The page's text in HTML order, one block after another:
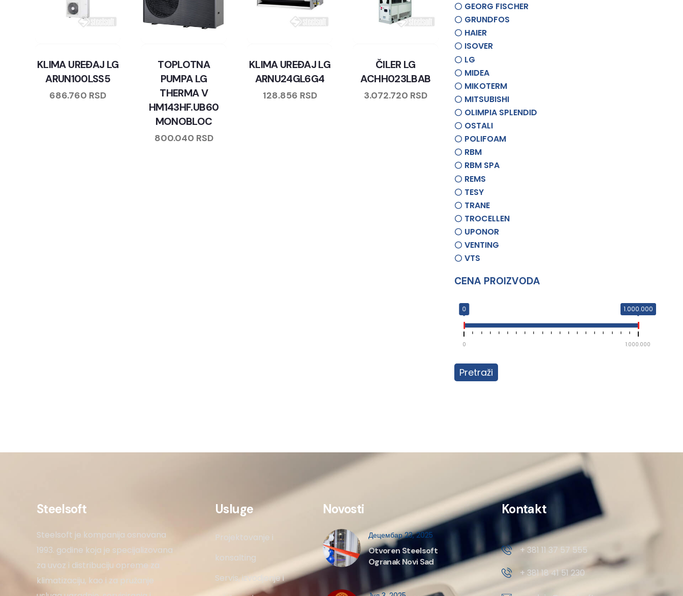
KLIMA UREĐAJ LG
ARUN100LSS5
686.760 RSD
TOPLOTNA
PUMPA LG
THERMA V
HM143HF.UB60
MONOBLOC
800.040 RSD
KLIMA UREĐAJ LG
ARNU24GL6G4
128.856 RSD
ČILER LG
ACHH023LBAB
3.072.720 RSD
GEORG FISCHER
GRUNDFOS
HAIER
ISOVER
LG
MIDEA
MIKOTERM
MITSUBISHI
OLIMPIA SPLENDID
OSTALI
POLIFOAM
RBM
RBM SPA
REMS
TESY
TRANE
TROCELLEN
UPONOR
VENTING
VTS
CENA PROIZVODA
0 1.000.000
0 1.000.000
Pretraži
Steelsoft
Steelsoft je kompanija osnovana
1993. godine koja je specijalizovana
za uvoz i distribuciju opreme za
klimatizaciju, kao i za pružanje
Usluge
Projektovanje i
konsalting
Servis, izvodjenje i
Novosti
Децембар 23, 2025
Otvoren Steelsoft
Ogranak Novi Sad
Kontakt
+ 381 11 37 57 555
+ 381 18 41 51 230